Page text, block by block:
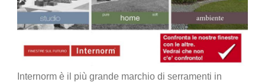
Internorm è il più grande marchio di serramenti in